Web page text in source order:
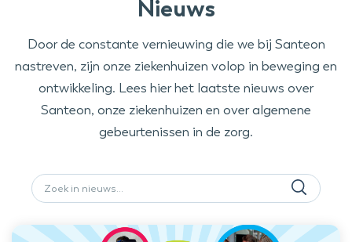
Nieuws
Door de constante vernieuwing die we bij Santeon
nastreven, zijn onze ziekenhuizen volop in beweging en
ontwikkeling. Lees hier het laatste nieuws over
Santeon, onze ziekenhuizen en over algemene
gebeurtenissen in de zorg.
Zoeken
naar: